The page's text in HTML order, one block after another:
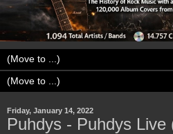
Friday, January 14, 2022
Puhdys - Puhdys Live